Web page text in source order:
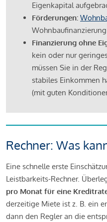
Eigenkapital
Förderungen:
Finanzierung ohne
kein oder nur
müssen Sie in der
stabiles Einkommen
(mit guten
Rechner: Was
Eine schnelle erste
Leistbarkeits-Rechner.
pro Monat für eine
derzeitige Miete ist z. B. ein
dann den Regler an die